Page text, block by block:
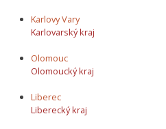
Karlovy Vary
Karlovarský kraj
Olomouc
Olomoucký kraj
Liberec
Liberecký kraj